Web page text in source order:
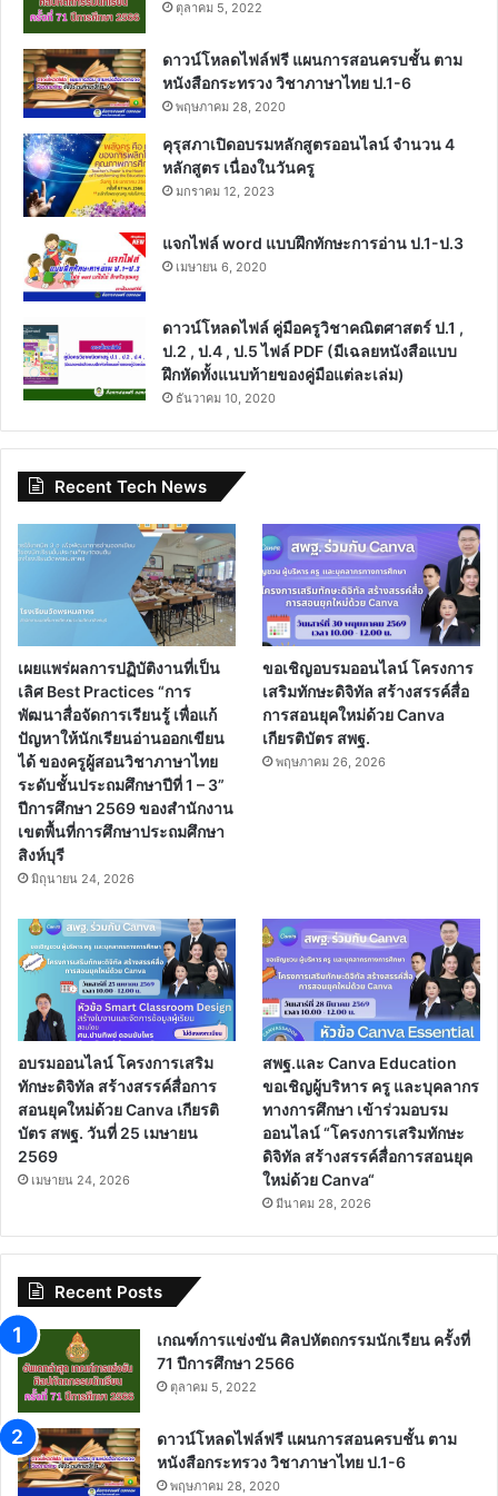
ตุลาคม 5, 2022
ดาวน์โหลดไฟล์ฟรี แผนการสอนครบชั้น ตาม
หนังสือกระทรวง วิชาภาษาไทย ป.1-6
พฤษภาคม 28, 2020
คุรุสภาเปิดอบรมหลักสูตรออนไลน์ จำนวน 4
หลักสูตร เนื่องในวันครู
มกราคม 12, 2023
แจกไฟล์ word แบบฝึกทักษะการอ่าน ป.1-ป.3
เมษายน 6, 2020
ดาวน์โหลดไฟล์ คู่มือครูวิชาคณิตศาสตร์ ป.1 ,
ป.2 , ป.4 , ป.5 ไฟล์ PDF (มีเฉลยหนังสือแบบ
ฝึกหัดทั้งแนบท้ายของคู่มือแต่ละเล่ม)
ธันวาคม 10, 2020
Recent Tech News
เผยแพร่ผลการปฏิบัติงานที่เป็น
เลิศ Best Practices “การ
พัฒนาสื่อจัดการเรียนรู้ เพื่อแก้
ปัญหาให้นักเรียนอ่านออกเขียน
ได้ ของครูผู้สอนวิชาภาษาไทย
ระดับชั้นประถมศึกษาปีที่ 1 – 3”
ปีการศึกษา 2569 ของสำนักงาน
เขตพื้นที่การศึกษาประถมศึกษา
สิงห์บุรี
มิถุนายน 24, 2026
ขอเชิญอบรมออนไลน์ โครงการ
เสริมทักษะดิจิทัล สร้างสรรค์สื่อ
การสอนยุคใหม่ด้วย Canva
เกียรติบัตร สพฐ.
พฤษภาคม 26, 2026
อบรมออนไลน์ โครงการเสริม
ทักษะดิจิทัล สร้างสรรค์สื่อการ
สอนยุคใหม่ด้วย Canva เกียรติ
บัตร สพฐ. วันที่ 25 เมษายน
2569
เมษายน 24, 2026
สพฐ.และ Canva Education
ขอเชิญผู้บริหาร ครู และบุคลากร
ทางการศึกษา เข้าร่วมอบรม
ออนไลน์ “โครงการเสริมทักษะ
ดิจิทัล สร้างสรรค์สื่อการสอนยุค
ใหม่ด้วย Canva“
มีนาคม 28, 2026
Recent Posts
เกณฑ์การแข่งขัน ศิลปหัตถกรรมนักเรียน ครั้งที่
71 ปีการศึกษา 2566
ตุลาคม 5, 2022
ดาวน์โหลดไฟล์ฟรี แผนการสอนครบชั้น ตาม
หนังสือกระทรวง วิชาภาษาไทย ป.1-6
พฤษภาคม 28, 2020